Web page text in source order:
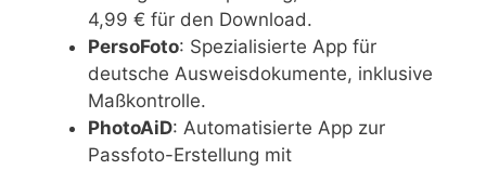
4,99 € für den Download.
PersoFoto: Spezialisierte App für
deutsche Ausweisdokumente, inklusive
Maßkontrolle.
PhotoAiD: Automatisierte App zur
Passfoto-Erstellung mit